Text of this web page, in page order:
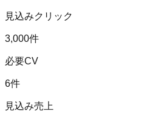
見込みクリック
3,000件
必要CV
6件
見込み売上